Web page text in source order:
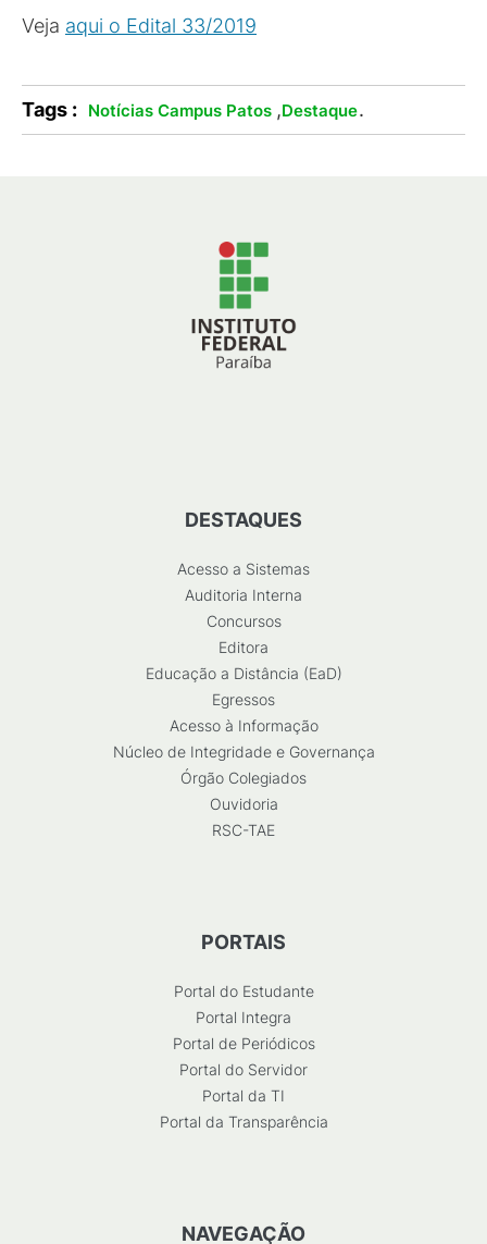
Veja aqui o Edital 33/2019
Tags : Notícias Campus Patos ,Destaque.
DESTAQUES
Acesso a Sistemas
Auditoria Interna
Concursos
Editora
Educação a Distância (EaD)
Egressos
Acesso à Informação
Núcleo de Integridade e Governança
Órgão Colegiados
Ouvidoria
RSC-TAE
PORTAIS
Portal do Estudante
Portal Integra
Portal de Periódicos
Portal do Servidor
Portal da TI
Portal da Transparência
NAVEGAÇÃO